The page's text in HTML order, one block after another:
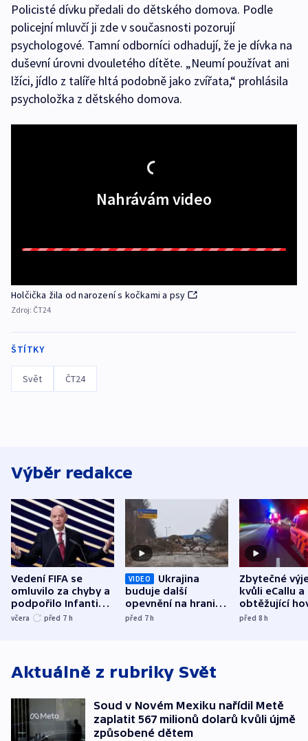
Policisté dívku předali do dětského domova. Podle
policejní mluvčí ji zde v současnosti pozorují
psychologové. Tamní odborníci odhadují, že je dívka na
duševní úrovni dvouletého dítěte. „Neumí používat ani
lžíci, jídlo z talíře hltá podobně jako zvířata,“ prohlásila
psycholožka z dětského domova.
Nahrávám video
Holčička žila od narození s kočkami a psy
Zdroj: ČT24
ŠTÍTKY
Svět ČT24
Výběr redakce
Vedení FIFA se
omluvilo za chyby a
podpořilo Infantina.
UEFA trvá na
včera před 7 h
VIDEO
Ukrajina
buduje další
opevnění na hranici
s Běloruskem
před 7h
Zbytečné
kvůli eCallu a
obtěžující
zdržují
před 8h
Aktuálně z rubriky Svět
Soud v Novém Mexiku nařídil Metě
zaplatit 567 milionů dolarů kvůli újmě
způsobené dětem